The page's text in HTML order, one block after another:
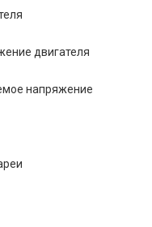
двигателя
напряжение